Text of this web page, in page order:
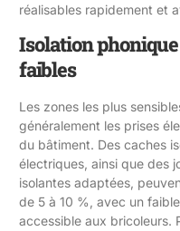
réalisables rapidement et
Isolation
faibles
Les zones les plus
généralement les prises
du bâtiment. Des caches
électriques, ainsi que des
isolantes adaptées,
de 5 à 10 %, avec un
accessible aux bricoleurs.